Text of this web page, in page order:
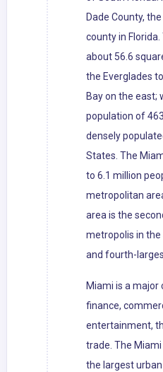
Dade County,
county in
about 56.6
the Everglades
Bay on the east;
population of
densely
States. The
to 6.1 million
metropolitan
area is the
metropolis in
and fourth-
Miami is a major
finance,
entertainment,
trade. The
the largest